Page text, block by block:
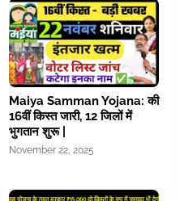
Maiya Samman Yojana: की
16वीं किस्त जारी, 12 जिलों में
भुगतान शुरू |
November 22, 2025